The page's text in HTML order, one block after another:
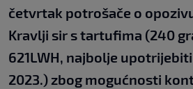
četvrtak potrošače o
Kravlji sir s tartufima (240
621LWH, najbolje
2023.) zbog mogućnosti